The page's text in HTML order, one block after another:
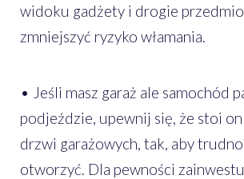
widoku gadżety i drogie
zmniejszyć ryzyko włamania.
• Jeśli masz garaż ale samochód
podjeździe, upewnij się, że stoi
drzwi garażowych, tak, aby trudno
otworzyć. Dla pewności